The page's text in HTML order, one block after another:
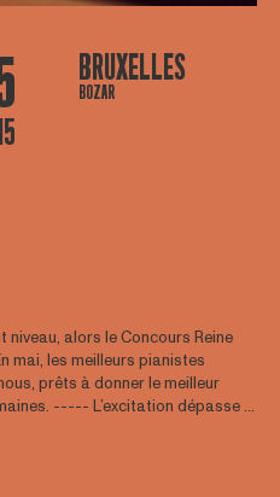
BRUXELLES
BOZAR
alors le Concours Reine
mai, les meilleurs pianistes
prêts à donner le meilleur
----- L’excitation dépasse ...